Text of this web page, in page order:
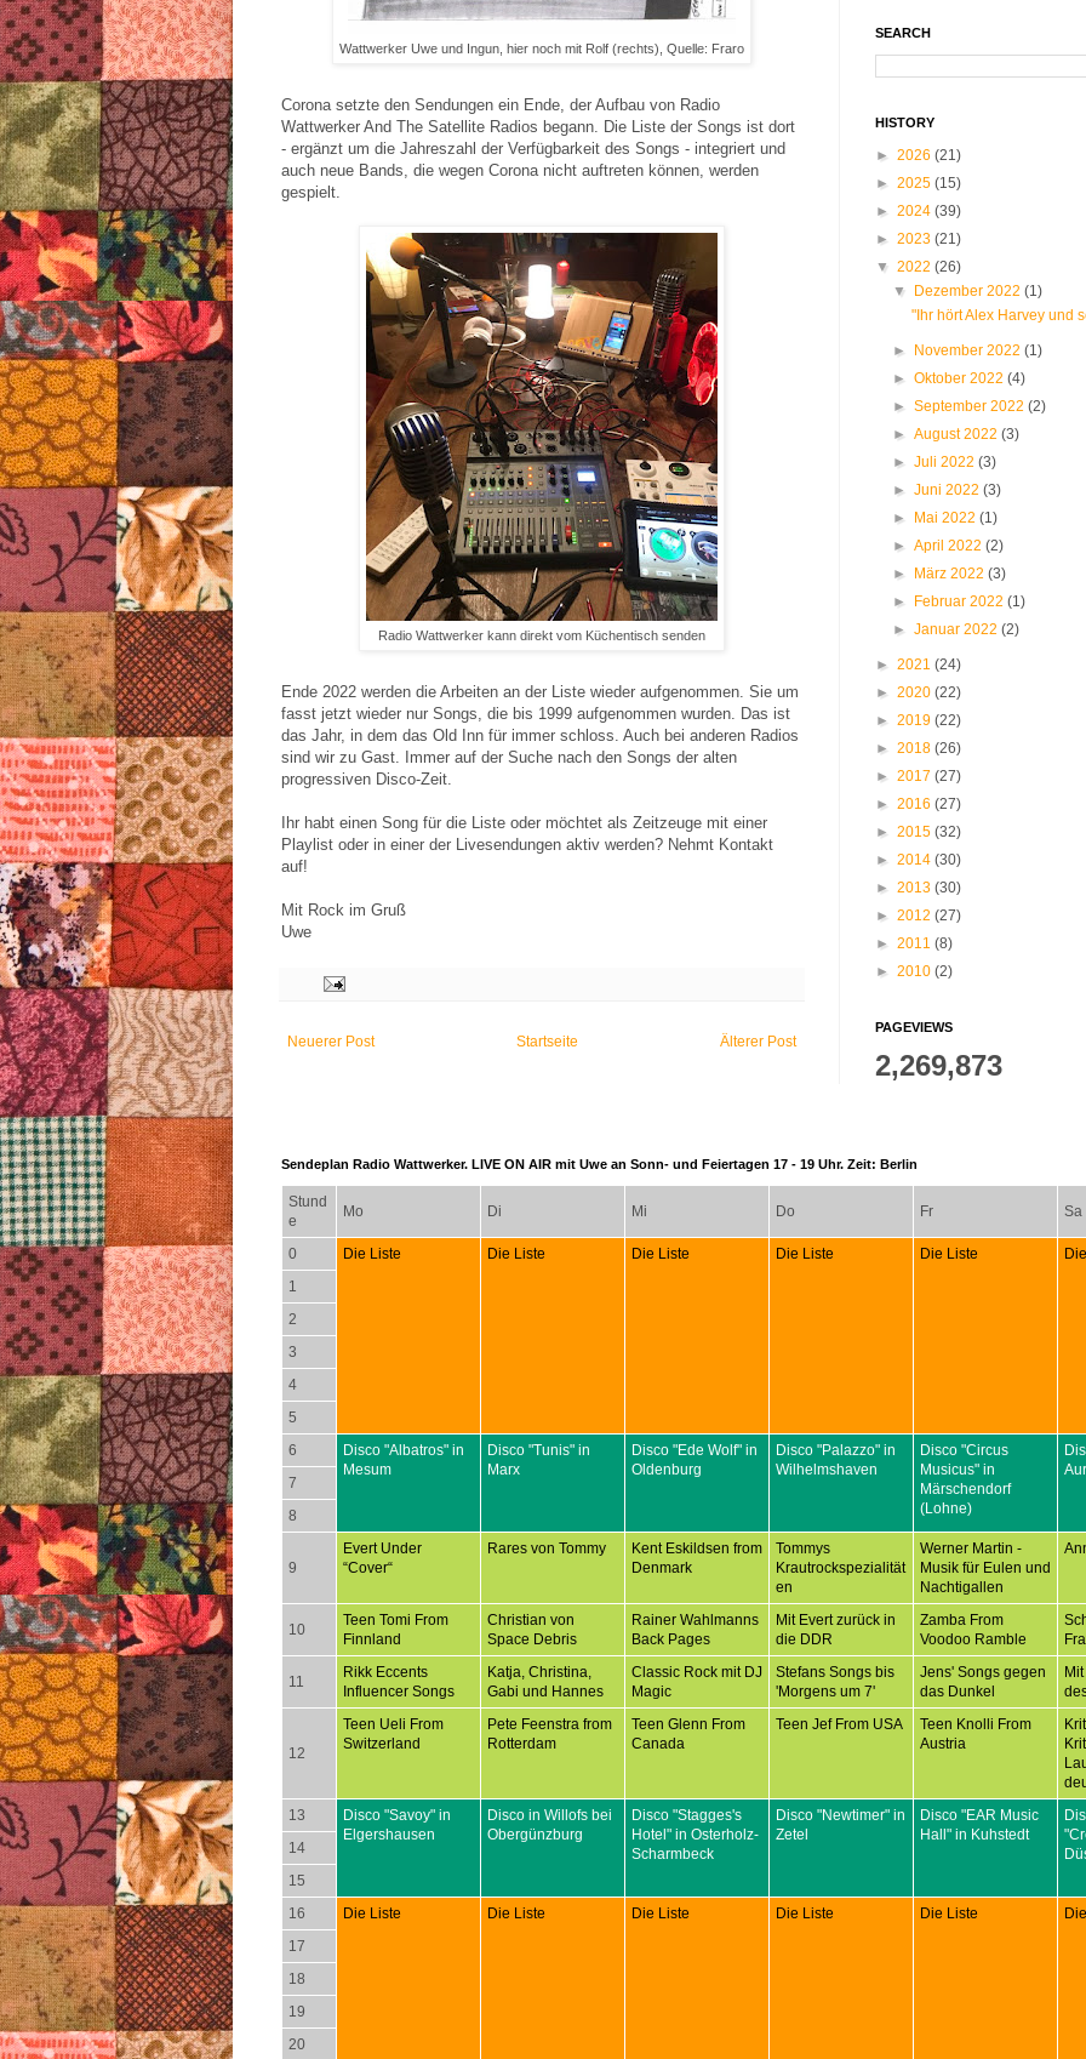
Wattwerker Uwe und Ingun, hier noch mit Rolf (rechts), Quelle: Fraro
Corona setzte den Sendungen ein Ende, der Aufbau von Radio
Wattwerker And The Satellite Radios begann. Die Liste der Songs ist dort
- ergänzt um die Jahreszahl der Verfügbarkeit des Songs - integriert und
auch neue Bands, die wegen Corona nicht auftreten können, werden
gespielt.
Radio Wattwerker kann direkt vom Küchentisch senden
Ende 2022 werden die Arbeiten an der Liste wieder aufgenommen. Sie um
fasst jetzt wieder nur Songs, die bis 1999 aufgenommen wurden. Das ist
das Jahr, in dem das Old Inn für immer schloss. Auch bei anderen Radios
sind wir zu Gast. Immer auf der Suche nach den Songs der alten
progressiven Disco-Zeit.
Ihr habt einen Song für die Liste oder möchtet als Zeitzeuge mit einer
Playlist oder in einer der Livesendungen aktiv werden? Nehmt Kontakt
auf!
Mit Rock im Gruß
Uwe
Neuerer Post Älterer Post
Startseite
SEARCH
HISTORY
► 2026 (21)
► 2025 (15)
► 2024 (39)
► 2023 (21)
▼ 2022 (26)
▼
Dezember 2022(1)
"Ihr hört Alex Harvey und
► November 2022(1)
►Oktober 2022(4)
►September 2022(2)
►August 2022(3)
►Juli 2022(3)
►Juni 2022(3)
►
Mai 2022(1)
►April 2022(2)
►
März 2022(3)
►
Februar 2022(1)
►Januar 2022(2)
► 2021 (24)
► 2020 (22)
► 2019 (22)
► 2018 (26)
► 2017 (27)
► 2016 (27)
► 2015 (32)
► 2014 (30)
► 2013 (30)
► 2012 (27)
► 2011 (8)
► 2010 (2)
PAGEVIEWS
2,269,873
Sendeplan Radio Wattwerker. LIVE ON AIR mit Uwe an Sonn- und Feiertagen 17 - 19 Uhr. Zeit: Berlin
Stund
e
Mo Di Mi Do Fr Sa
0 Die Liste Die Liste Die Liste Die Liste Die Liste
1
2
3
4
5
6
Disco "Albatros" in
Mesum
Disco "Tunis" in
Marx
Disco "Ede Wolf" in
Oldenburg
Disco "Palazzo" in
Wilhelmshaven
Disco "Circus
Musicus" in
Märschendorf
(Lohne)
7
8
9
Evert Under
“Cover“
Rares von Tommy
Kent Eskildsen from
Denmark
Tommys
Krautrockspezialität
en
Werner Martin -
Musik für Eulen und
Nachtigallen
10
Teen Tomi From
Finnland
Christian von
Space Debris
Rainer Wahlmanns
Back Pages
Mit Evert zurück in
die DDR
Zamba From
Voodoo Ramble
11
Rikk Eccents
Influencer Songs
Katja, Christina,
Gabi und Hannes
Classic Rock mit DJ
Magic
Stefans Songs bis
'Morgens um 7'
Jens' Songs gegen
das Dunkel
12
Teen Ueli From
Switzerland
Pete Feenstra from
Rotterdam
Teen Glenn From
Canada
Teen Jef From USA
Teen Knolli From
Austria
13
Disco "Savoy" in
Elgershausen
Disco in Willofs bei
Obergünzburg
Disco "Stagges's
Hotel" in Osterholz-
Scharmbeck
Disco "Newtimer" in
Zetel
Disco "EAR Music
Hall" in Kuhstedt
14
15
16
Die Liste Die Liste Die Liste Die Liste Die Liste
17
18
19
20